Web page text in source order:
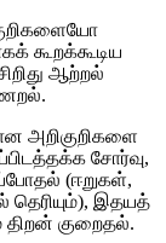
கூறக்கூடிய
ஆற்றல்
அறிகுறிகளை
சோர்வு,
(ஈறுகள்,
இதயத்
திறன் குறைதல்.